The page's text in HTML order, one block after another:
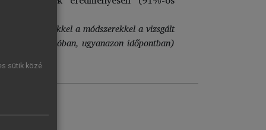
fel.
Ezekkel a módszerekkel a vizsgált
régióban, ugyanazon időpontban)
sütik közé